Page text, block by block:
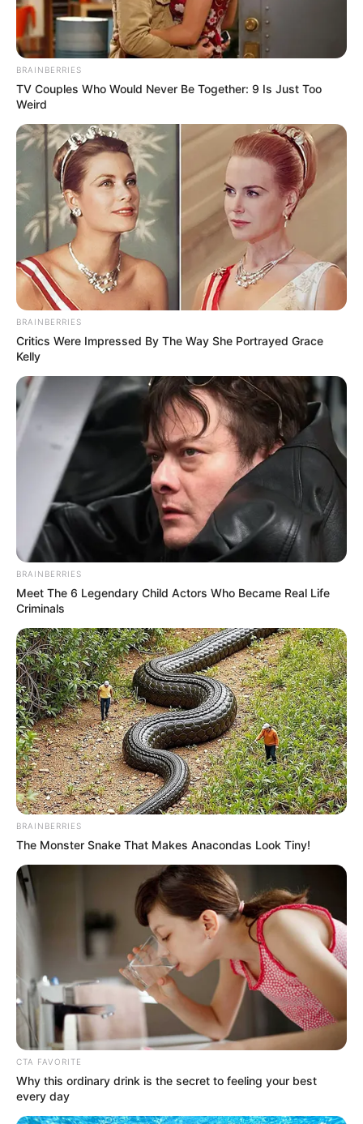
BRAINBERRIES
TV Couples Who Would Never Be Together: 9 Is Just Too
Weird
BRAINBERRIES
Critics Were Impressed By The Way She Portrayed Grace
Kelly
BRAINBERRIES
Meet The 6 Legendary Child Actors Who Became Real Life
Criminals
BRAINBERRIES
The Monster Snake That Makes Anacondas Look Tiny!
CTA FAVORITE
Why this ordinary drink is the secret to feeling your best
every day